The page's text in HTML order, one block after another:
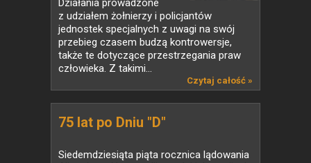
Działania prowadzone
z udziałem żołnierzy i policjantów
jednostek specjalnych z uwagi na swój
przebieg czasem budzą kontrowersje,
także te dotyczące przestrzegania praw
człowieka. Z takimi...
Czytaj całość »
75 lat po Dniu "D"
Siedemdziesiąta piąta rocznica lądowania